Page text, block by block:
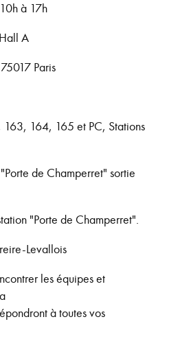
à 17h
A
Paris
164, 165 et PC, Stations
de Champerret" sortie
"Porte de Champerret".
Levallois
les équipes et
à toutes vos